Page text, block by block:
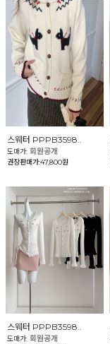
스웨터 PPPB3598..
도매가: 회원공개
권장판매가:47,800원
스웨터 PPPB3598..
도매가: 회원공개